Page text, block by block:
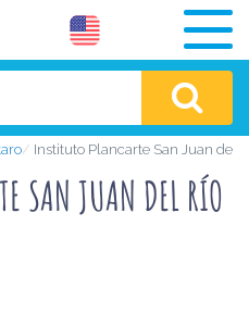
Instituto Plancarte San Juan del
SAN JUAN DEL RÍO